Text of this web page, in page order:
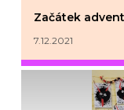
Začátek
7.12.2021